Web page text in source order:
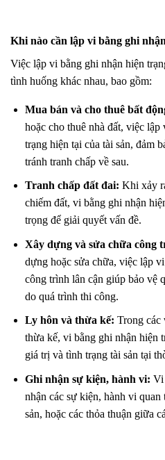
Khi nào cần lập vi bằng ghi
Việc lập vi bằng ghi nhận hiện
tình huống khác nhau, bao gồm:
Mua bán và cho thuê bất
hoặc cho thuê nhà đất, việc
trạng hiện tại của tài sản, đảm
tránh tranh chấp về sau.
Tranh chấp đất đai: Khi xảy
chiếm đất, vi bằng ghi nhận
trọng để giải quyết vấn đề.
Xây dựng và sửa chữa công
dựng hoặc sửa chữa, việc lập
công trình lân cận giúp bảo vệ
do quá trình thi công.
Ly hôn và thừa kế: Trong các
thừa kế, vi bằng ghi nhận hiện
giá trị và tình trạng tài sản tại
Ghi nhận sự kiện, hành vi: Vi
nhận các sự kiện, hành vi
sản, hoặc các thỏa thuận giữa